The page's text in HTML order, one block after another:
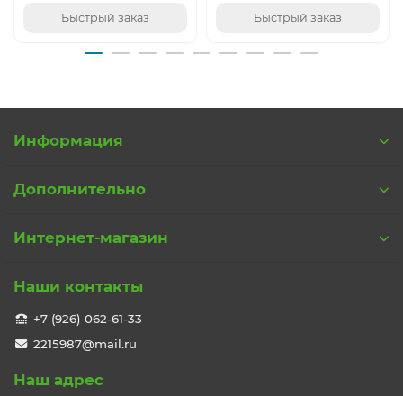
Быстрый заказ Быстрый заказ
Информация
Дополнительно
Интернет-магазин
Наши контакты
+7 (926) 062-61-33
2215987@mail.ru
Наш адрес